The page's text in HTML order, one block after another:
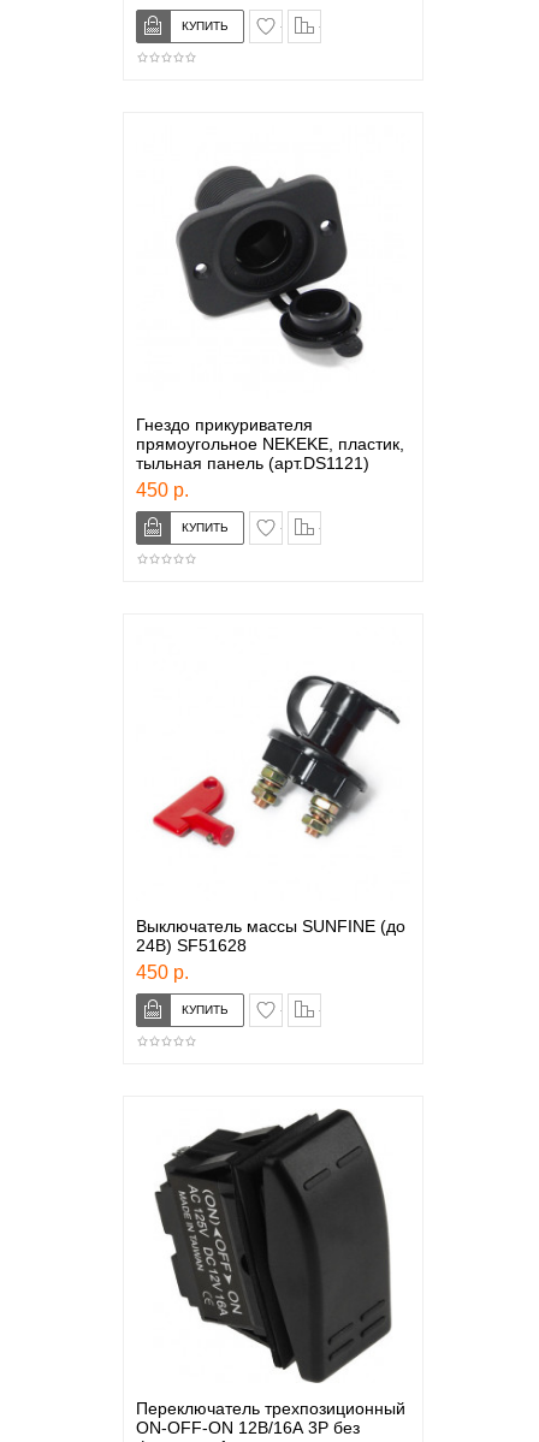
в закладки
Гнездо прикуривателя
прямоугольное NEKEKE, пластик,
тыльная панель (арт.DS1121)
450 р.
в закладки
Выключатель массы SUNFINE (до
24В) SF51628
450 р.
в закладки
Переключатель треxпозиционный
ON-OFF-ON 12В/16А 3Р без